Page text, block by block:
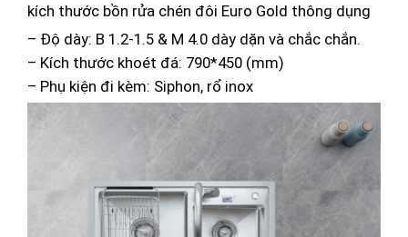
kích thước bồn rửa chén đôi Euro Gold thông dụng
– Độ dày: B 1.2-1.5 & M 4.0 dày dặn và chắc chắn.
– Kích thước khoét đá: 790*450 (mm)
– Phụ kiện đi kèm: Siphon, rổ inox